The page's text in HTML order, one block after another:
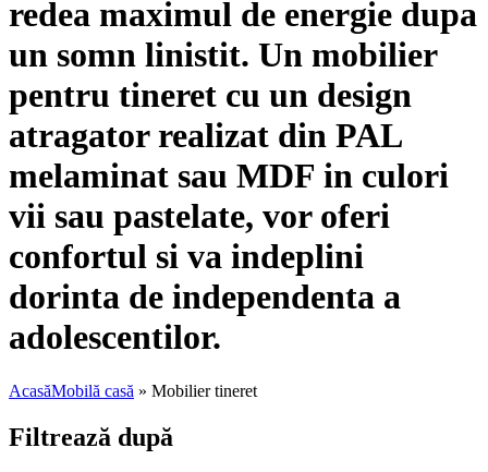
redea maximul de energie dupa
un somn linistit. Un mobilier
pentru tineret cu un design
atragator realizat din PAL
melaminat sau MDF in culori
vii sau pastelate, vor oferi
confortul si va indeplini
dorinta de independenta a
adolescentilor.
AcasăMobilă casă » Mobilier tineret
Filtrează după